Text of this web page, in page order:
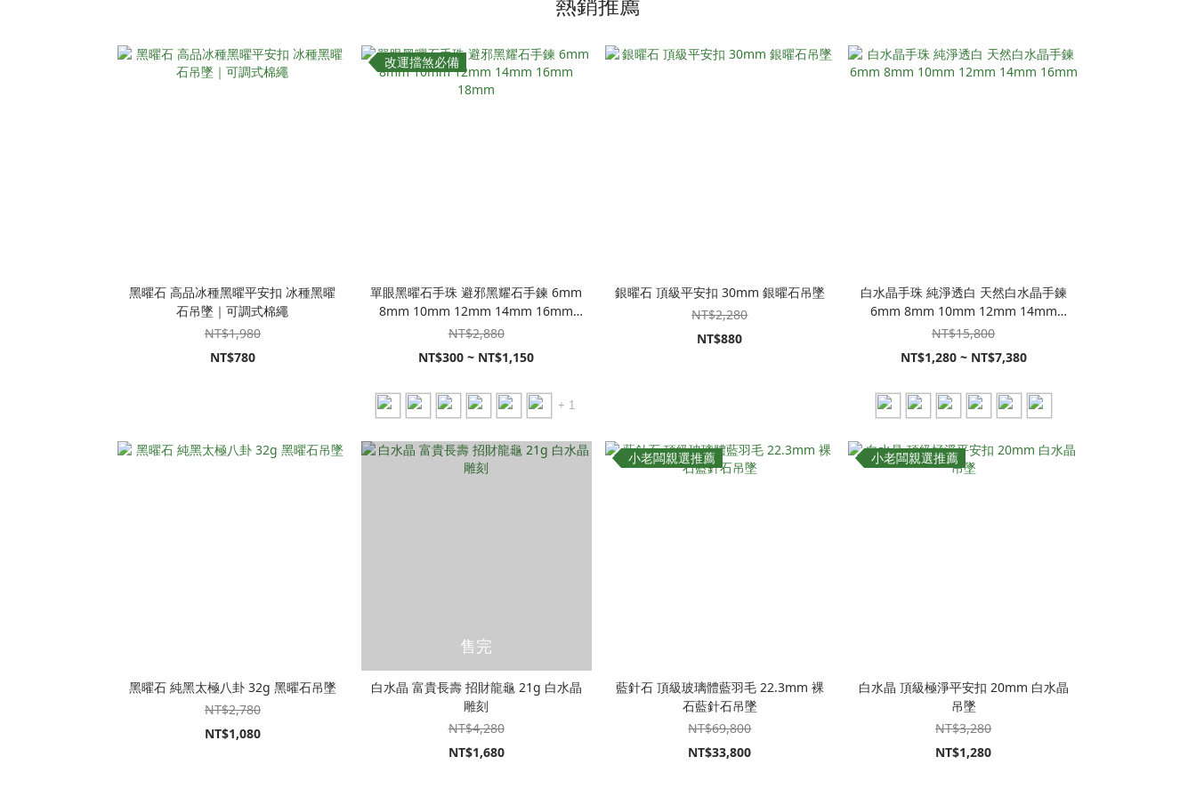
黑曜石 高品冰種黑曜平安扣 冰種黑曜
石吊墜｜可調式棉繩
NT$1,980
NT$780
改運擋煞必備
單眼黑曜石手珠 避邪黑耀石手鍊 6mm
8mm 10mm 12mm 14mm 16mm
18mm
NT$2,880
NT$300 ~ NT$1,150
+ 1
銀曜石 頂級平安扣 30mm 銀曜石吊墜
NT$2,280
NT$880
白水晶手珠 純淨透白 天然白水晶手鍊
6mm 8mm 10mm 12mm 14mm
16mm
NT$15,800
NT$1,280 ~ NT$7,380
黑曜石 純黑太極八卦 32g 黑曜石吊墜
NT$2,780
NT$1,080
售完
白水晶 富貴長壽 招財龍龜 21g 白水晶
雕刻
NT$4,280
NT$1,680
小老闆親選推薦
藍針石 頂級玻璃體藍羽毛 22.3mm 裸
石藍針石吊墜
NT$69,800
NT$33,800
小老闆親選推薦
白水晶 頂級極淨平安扣 20mm 白水晶
吊墜
NT$3,280
NT$1,280